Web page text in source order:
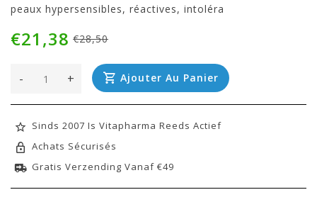
peaux hypersensibles, réactives, intoléra
€28,50
€21,38
+
- Ajouter Au Panier
Sinds 2007 Is Vitapharma Reeds Actief
Achats Sécurisés
Gratis Verzending Vanaf €49